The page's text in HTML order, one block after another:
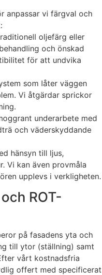
anpassar vi färgval och
oljefärg eller
och önskad
för att undvika
som låter väggen
Vi åtgärdar sprickor
underarbete med
och väderskyddande
hänsyn till ljus,
Vi kan även provmåla
upplevs i verkligheten.
ROT-
på fasadens yta och
till ytor (ställning) samt
vårt kostnadsfria
offert med specificerat